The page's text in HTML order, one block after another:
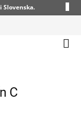
Slovenska.
C